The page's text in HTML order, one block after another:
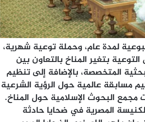
لمدة عام، وحملة توعية شهرية،
في مجال التوعية بتغير المناخ بالتعاون بين
المتخصصة، بالإضافة إلى تنظيم
مسابقة عالمية حول الرؤية الشرعية
البحوث الإسلامية حول المناخ.
المصرية في ضحايا حادثة